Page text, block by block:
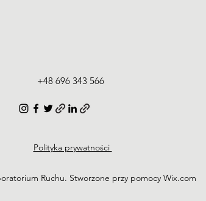
+48 696 343 566
Polityka prywatności
Ruchu. Stworzone przy pomocy Wix.com